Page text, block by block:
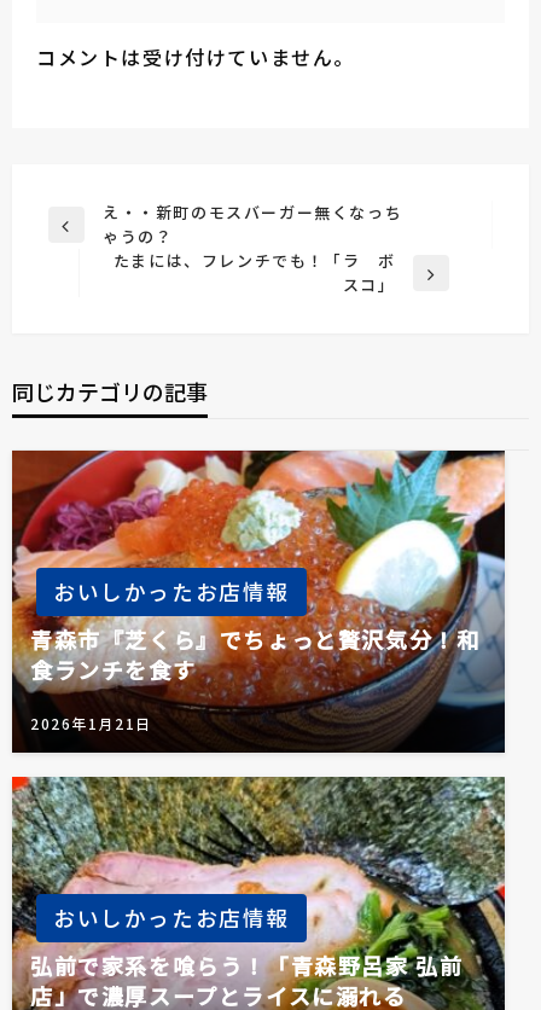
コメントは受け付けていません。
投
ー
シ
ョ
ン
前
え・・新町のモスバーガー無くなっち
ゃうの？
たまには、フレンチでも！「ラ ボ
スコ」
同じカテゴリの記事
おいしかったお店情報
青森市『芝くら』でちょっと贅沢気分！和
食ランチを食す
2026年1月21日
おいしかったお店情報
弘前で家系を喰らう！「青森野呂家 弘前
店」で濃厚スープとライスに溺れる